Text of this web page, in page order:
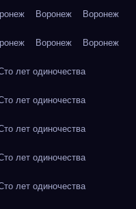
Воронеж Воронеж
Воронеж Воронеж
лет одиночества
лет одиночества
лет одиночества
лет одиночества
лет одиночества